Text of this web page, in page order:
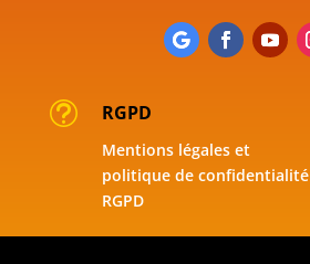
t RGPD
Mentions légales et
politique de confidentialité
RGPD